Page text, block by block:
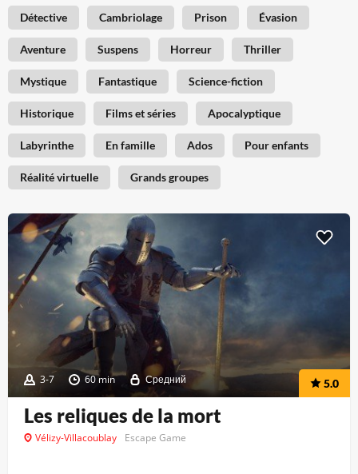
Détective Cambriolage Prison Évasion
Aventure Suspens Horreur Thriller
Mystique Fantastique Science-fiction
Historique Films et séries Apocalyptique
Labyrinthe En famille Ados Pour enfants
Réalité virtuelle Grands groupes
3-7 60 min Средний 5.0
Les reliques de la mort
Vélizy-Villacoublay Escape Game